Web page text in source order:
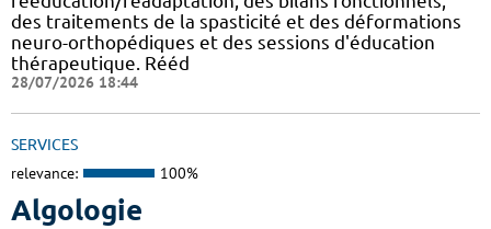
des traitements de la spasticité et des déformations
neuro-orthopédiques et des sessions d'éducation
thérapeutique. Rééd
28/07/2026 18:44
SERVICES
relevance: 100%
Algologie